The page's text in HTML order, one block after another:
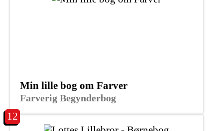
Farverig Begynderbog
Min lille bog om Farver
12